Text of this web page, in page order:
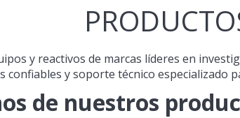
y reactivos de marcas líderes en
confiables y soporte técnico especializado
de nuestros